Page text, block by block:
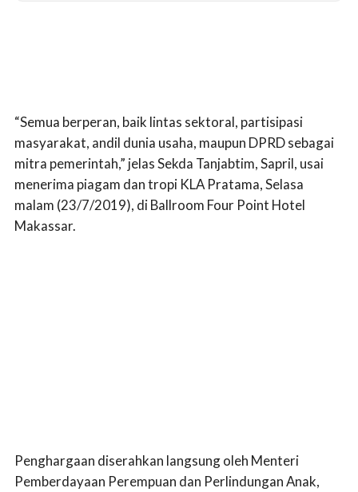
“Semua berperan, baik lintas sektoral, partisipasi
masyarakat, andil dunia usaha, maupun DPRD sebagai
mitra pemerintah,” jelas Sekda Tanjabtim, Sapril, usai
menerima piagam dan tropi KLA Pratama, Selasa
malam (23/7/2019), di Ballroom Four Point Hotel
Makassar.
Penghargaan diserahkan langsung oleh Menteri
Pemberdayaan Perempuan dan Perlindungan Anak,